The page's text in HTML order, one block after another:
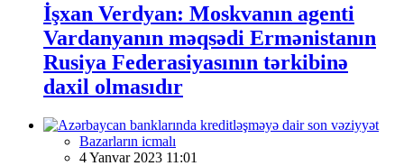
İşxan Verdyan: Moskvanın agenti
Vardanyanın məqsədi Ermənistanın
Rusiya Federasiyasının tərkibinə
daxil olmasıdır
Bazarların icmalı
4 Yanvar 2023 11:01